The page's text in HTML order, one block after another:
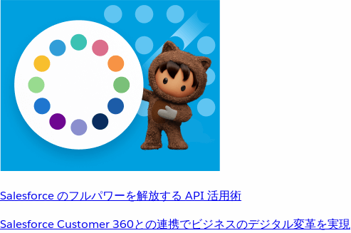
Salesforce のフルパワーを解放する API 活用術
Salesforce Customer 360との連携でビジネスのデジタル変革を実現